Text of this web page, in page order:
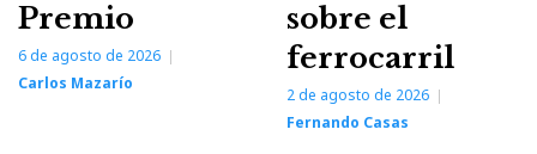
Premio
6 de agosto de 2026
Carlos Mazarío
sobre el
ferrocarril
2 de agosto de 2026
Fernando Casas